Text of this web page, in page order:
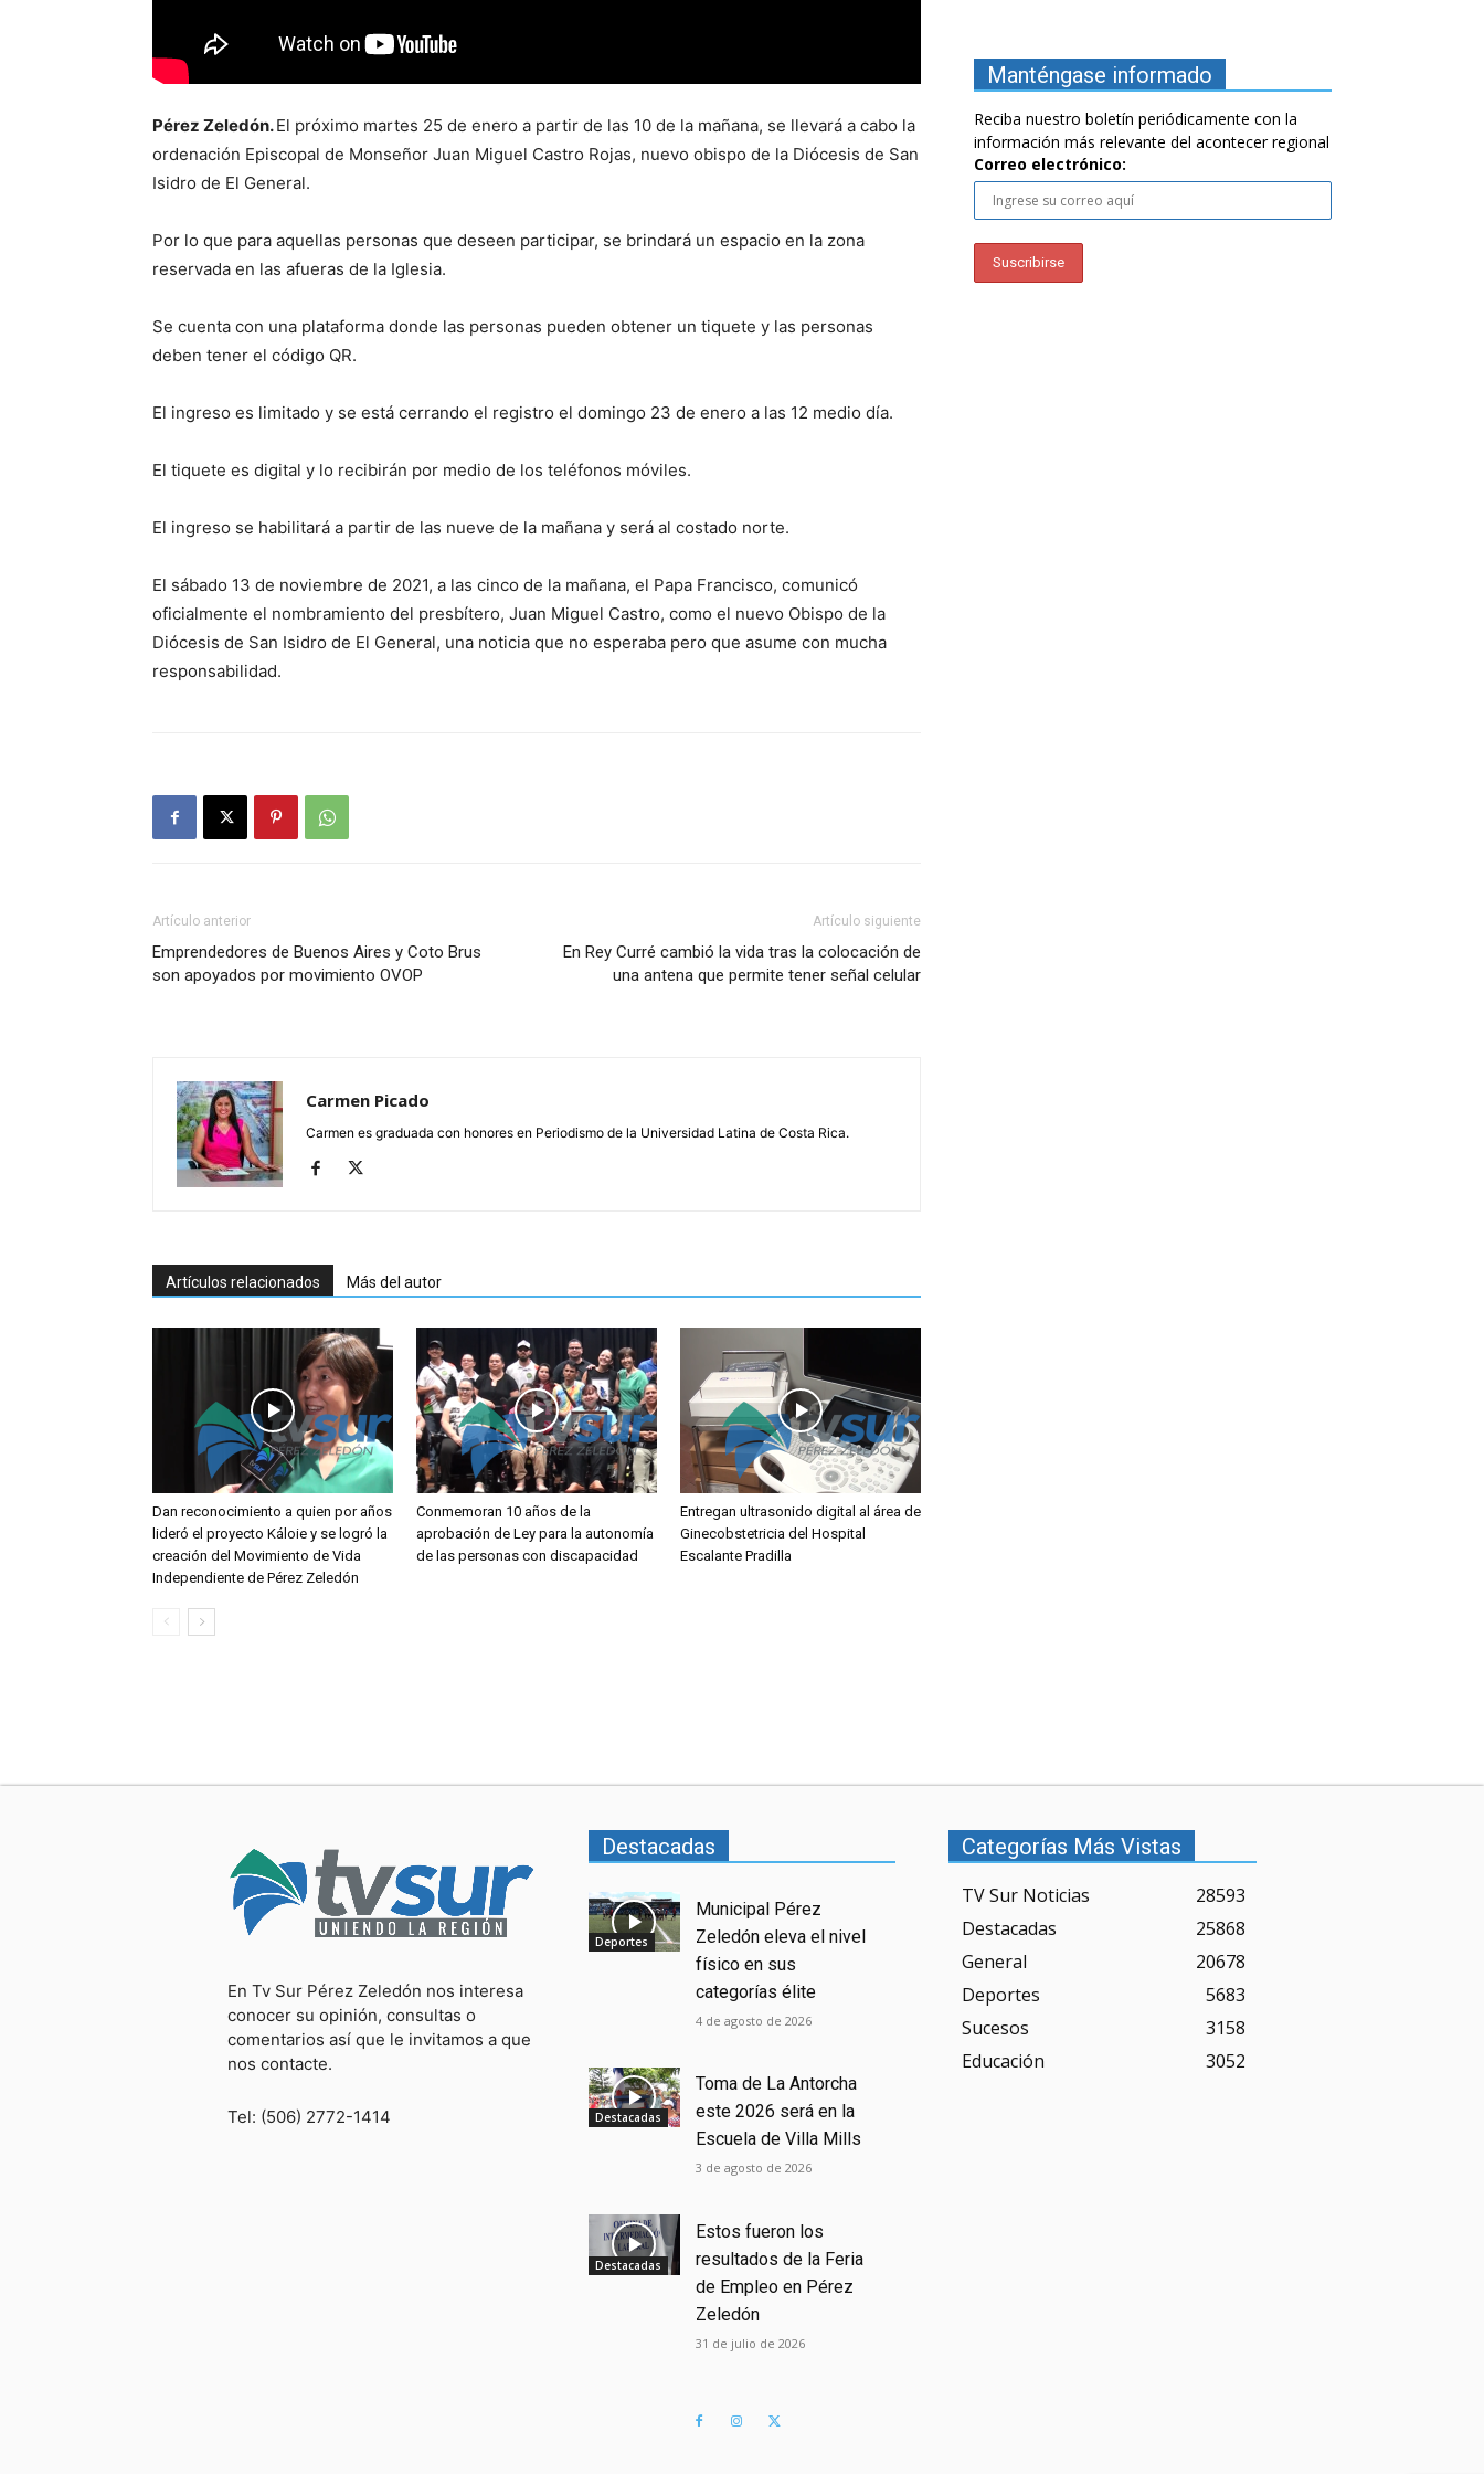
Pérez Zeledón.El próximo martes 25 de enero a partir de las 10 de la mañana, se llevará a cabo la
ordenación Episcopal de Monseñor Juan Miguel Castro Rojas, nuevo obispo de la Diócesis de San
Isidro de El General.
Por lo que para aquellas personas que deseen participar, se brindará un espacio en la zona
reservada en las afueras de la Iglesia.
Se cuenta con una plataforma donde las personas pueden obtener un tiquete y las personas
deben tener el código QR.
El ingreso es limitado y se está cerrando el registro el domingo 23 de enero a las 12 medio día.
El tiquete es digital y lo recibirán por medio de los teléfonos móviles.
El ingreso se habilitará a partir de las nueve de la mañana y será al costado norte.
El sábado 13 de noviembre de 2021, a las cinco de la mañana, el Papa Francisco, comunicó
oficialmente el nombramiento del presbítero, Juan Miguel Castro, como el nuevo Obispo de la
Diócesis de San Isidro de El General, una noticia que no esperaba pero que asume con mucha
responsabilidad.
Artículo anterior
Emprendedores de Buenos Aires y Coto Brus
son apoyados por movimiento OVOP
Artículo siguiente
En Rey Curré cambió la vida tras la colocación de
una antena que permite tener señal celular
Carmen Picado
Carmen es graduada con honores en Periodismo de la Universidad Latina de Costa Rica.
Artículos relacionados Más del autor
Dan reconocimiento a quien por años
lideró el proyecto Káloie y se logró la
creación del Movimiento de Vida
Independiente de Pérez Zeledón
Conmemoran 10 años de la
aprobación de Ley para la autonomía
de las personas con discapacidad
Entregan ultrasonido digital al área de
Ginecobstetricia del Hospital
Escalante Pradilla
Manténgase informado
Reciba nuestro boletín periódicamente con la
información más relevante del acontecer regional
Correo electrónico:
En Tv Sur Pérez Zeledón nos interesa
conocer su opinión, consultas o
comentarios así que le invitamos a que
nos contacte.
Tel: (506) 2772-1414
Destacadas
Deportes
Municipal Pérez
Zeledón eleva el nivel
físico en sus
categorías élite
4 de agosto de 2026
Destacadas
Toma de La Antorcha
este 2026 será en la
Escuela de Villa Mills
3 de agosto de 2026
Destacadas
Estos fueron los
resultados de la Feria
de Empleo en Pérez
Zeledón
31 de julio de 2026
Categorías Más Vistas
TV Sur Noticias
28593
Destacadas
25868
General
20678
Deportes
5683
Sucesos
3158
Educación
3052